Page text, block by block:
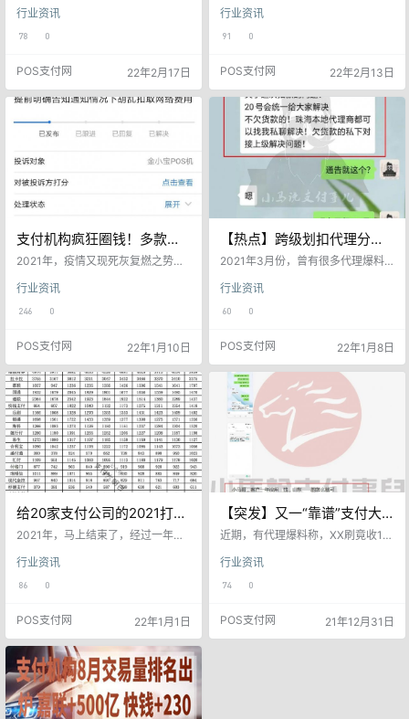
作第四次专题会议，研究部署今年
本兼治、综合施策，持续形成对跨
重拳出击，强化破案攻坚，力争彻
底摧毁境外特大赌博集团在我境内
的招赌吸金网络。 要在全国集中开
案件进行集群波次打击。要深入开
开展联合打击行动，严惩对我吸赌
的跨…
行业资讯
78 0
POS支付网 22年2月17日
中厦门易通卡运营有限责任公司、
江国际商务有限公司、上海申城通
的支付机构，营口沿海银行股份有
限公司、辽阳银行股份有限公司2家
银行。 据了解中国支付清算协会会
员管理办法的规定，会员出现以下
情形时，会员资格自动丧失：
（一）2年不按规定交纳会费；
（二）2年不按要求参加本会活动；
行业资讯
91 0
POS支付网 22年2月13日
支付机构疯狂圈钱！多款
POS机惊现天价流量费，收
2021年，疫情又现死灰复燃之势，
发。然而，与大家想拼命压制的疫
涨。 近日，网曝pos机惊现天价流量
时，多家支付机构重新开启涨涨涨
的“收割模式”，似要在春节前再圈一
波钱回家过年。 新春伊始，和煦的
阳光本会普照大地，但突如其来巨
大黑手遮挡了POS代理身上的光
芒。一大批POS代理不仅没赚到收
益，还要独自承受支付…
行业资讯
246 0
POS支付网 22年1月10日
【热点】跨级划扣代理分润
上百万，某些大机构“收
2021年3月份，曾有很多代理爆料
款将近70万，众代理无法提现；近
付无故“跨级划扣”分润近2万。究竟
月20号某机构发出通告，之前划扣
分润，先记着。还有一种信号，“总
部会统一发”。据查证，某机构拖欠
上家近六百多万的货款，上级通过S
OP系统实现跨级转账扣款。 据了
解，以前被无故跨级划扣分润，直
至至今仍没有…
行业资讯
60 0
POS支付网 22年1月8日
给20家支付公司的2021打
分，吐槽2021各公司交易量
2021年，马上结束了，经过一年的
变化，他们是否给出了满意的答
案？下面给各支付公司打分。 拉卡
坐江山难，虽然交易量下降了，但
还是坐稳了三方支付公司的头把交
椅，更是在年末率先打出了mpos万
100+3的费率，引领了若干支付公
司mpos涨价，给代理带来大量收
益，因此总体评分可以适量提高。
打分：59，…
行业资讯
86 0
POS支付网 22年1月1日
【突发】又一“靠谱”支付大
机构被曝“收盘”，竟收100
近期，有代理爆料称，XX刷竟收10
称，某些媒体宣传靠谱XX机构（曾
因SOP系统、跨级划扣代理分润抵
呢？ 据爆料，X钱XX刷划扣用户储
蓄卡100元。据了解，100元或是某
行业资讯
74 0
POS支付网 21年12月31日